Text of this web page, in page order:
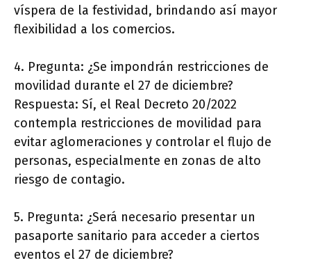
víspera de la festividad, brindando así mayor
flexibilidad a los comercios.
4. Pregunta: ¿Se impondrán restricciones de
movilidad durante el 27 de diciembre?
Respuesta: Sí, el Real Decreto 20/2022
contempla restricciones de movilidad para
evitar aglomeraciones y controlar el flujo de
personas, especialmente en zonas de alto
riesgo de contagio.
5. Pregunta: ¿Será necesario presentar un
pasaporte sanitario para acceder a ciertos
eventos el 27 de diciembre?